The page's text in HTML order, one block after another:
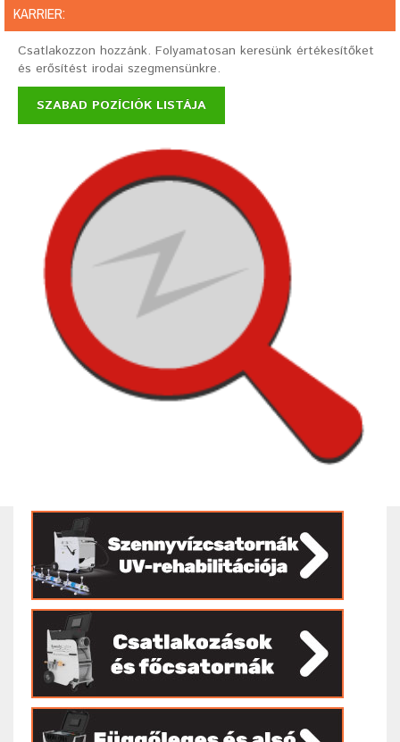
KARRIER:
Csatlakozzon hozzánk. Folyamatosan keresünk értékesítőket
és erősítést irodai szegmensünkre.
SZABAD POZÍCIÓK LISTÁJA